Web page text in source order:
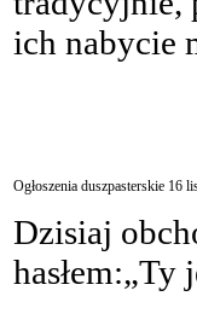
ich nabycie
Ogłoszenia duszpasterskie 16
Dzisiaj
hasłem:„Ty